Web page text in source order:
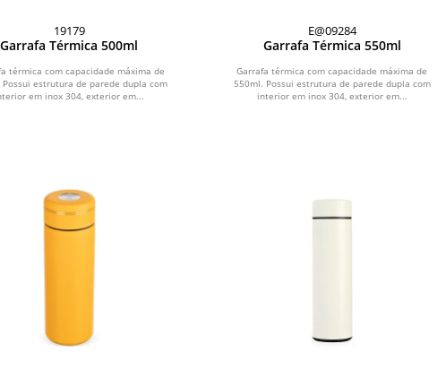
19179
Garrafa Térmica 500ml
térmica com capacidade máxima de
Possui estrutura de parede dupla com
em inox 304, exterior em...
E@09284
Garrafa Térmica 550ml
Garrafa térmica com capacidade máxima de
550ml. Possui estrutura de parede dupla com
interior em inox 304, exterior em...